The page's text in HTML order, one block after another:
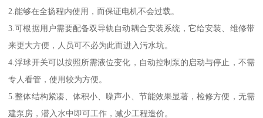
2.能够在全扬程内使用，而保证电机不会过载。
3.可根据用户需要配备双导轨自动耦合安装系统，它给安装、维修带
来更大方便，人员可不必为此而进入污水坑。
4.浮球开关可以按照所需液位变化，自动控制泵的启动与停止，不需
专人看管，使用较为方便。
5.整体结构紧凑、体积小、噪声小、节能效果显著，检修方便，无需
建泵房，潜入水中即可工作，减少工程造价。